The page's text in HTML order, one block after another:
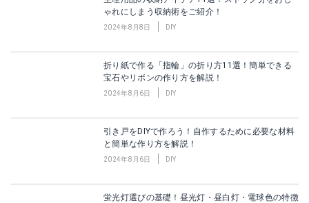
ゃれにしまう収納術をご紹介！
2024年8月8日 DIY
折り紙で作る「指輪」の折り方11選！簡単できる
宝石やリボンの作り方を解説！
2024年8月6日 DIY
引き戸をDIYで作ろう！自作するために必要な材料
と簡単な作り方を解説！
2024年8月6日 DIY
蛍光灯選びの基礎！昼光灯・昼白灯・電球色の特徴